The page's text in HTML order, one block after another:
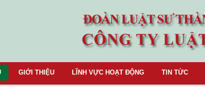
GIỚI THIỆU LĨNH VỰC HOẠT ĐỘNG TIN TỨC